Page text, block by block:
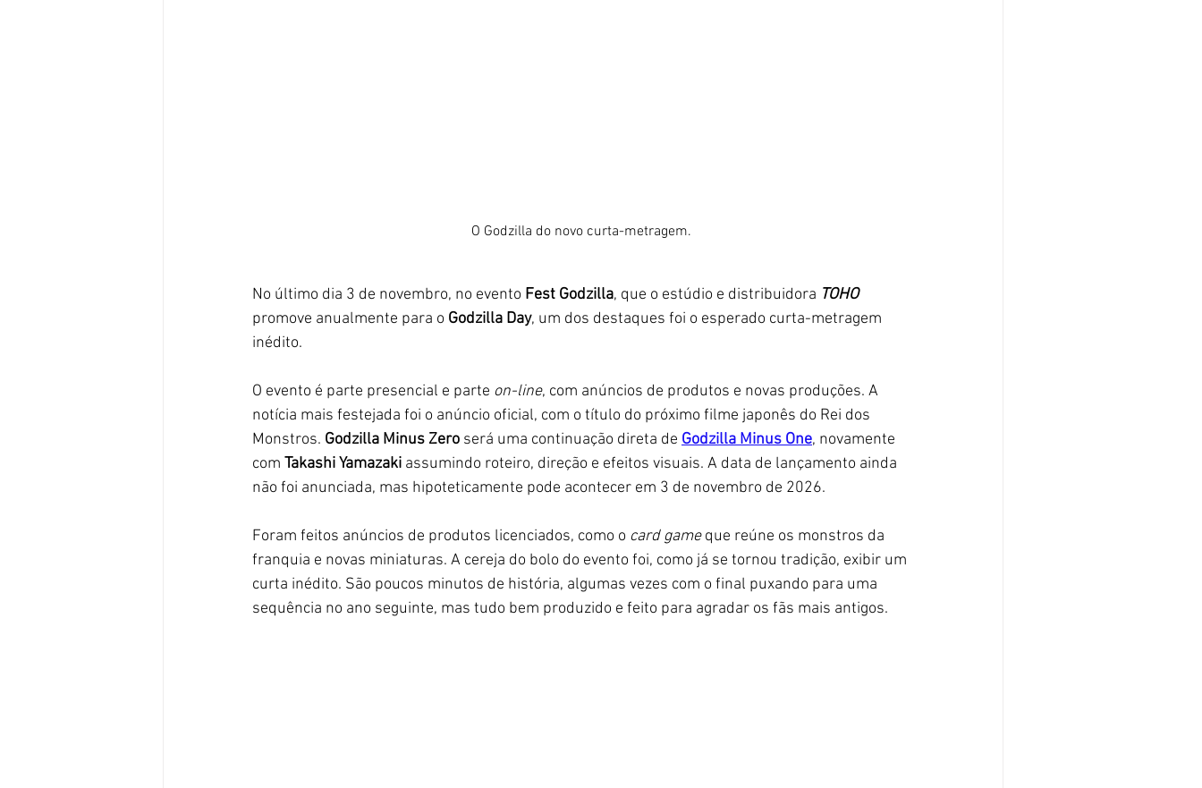
O Godzilla do novo curta-metragem.
No último dia 3 de novembro, no evento Fest Godzilla, que o estúdio e distribuidora TOHO
promove anualmente para o Godzilla Day, um dos destaques foi o esperado curta-metragem
inédito.
O evento é parte presencial e parte on-line, com anúncios de produtos e novas produções. A
notícia mais festejada foi o anúncio oficial, com o título do próximo filme japonês do Rei dos
Monstros. Godzilla Minus Zero será uma continuação direta de Godzilla Minus One, novamente
com Takashi Yamazaki assumindo roteiro, direção e efeitos visuais. A data de lançamento ainda
não foi anunciada, mas hipoteticamente pode acontecer em 3 de novembro de 2026.
Foram feitos anúncios de produtos licenciados, como o card game que reúne os monstros da
franquia e novas miniaturas. A cereja do bolo do evento foi, como já se tornou tradição, exibir um
curta inédito. São poucos minutos de história, algumas vezes com o final puxando para uma
sequência no ano seguinte, mas tudo bem produzido e feito para agradar os fãs mais antigos.